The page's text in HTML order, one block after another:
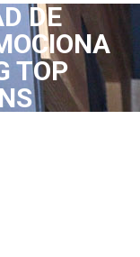
DE
TOP